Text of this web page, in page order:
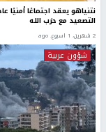
نتنياهو يعقد اجتماعًا أمنيًا
التصعيد مع حزب الله
2 شهرين، 1 اسبوع. ago
شؤون عربية